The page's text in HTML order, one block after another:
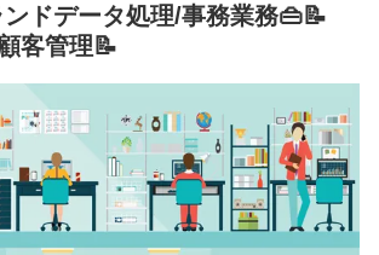
ンドデータ処理/事務業務👜📝
客管理📝